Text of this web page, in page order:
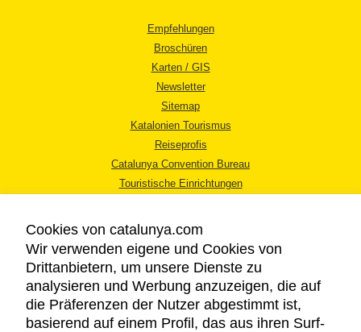
Empfehlungen
Broschüren
Karten / GIS
Newsletter
Sitemap
Katalonien Tourismus
Reiseprofis
Catalunya Convention Bureau
Touristische Einrichtungen
RECHTLICHER HINWEIS
Cookies von catalunya.com
Wir verwenden eigene und Cookies von
Drittanbietern, um unsere Dienste zu
analysieren und Werbung anzuzeigen, die auf
die Präferenzen der Nutzer abgestimmt ist,
basierend auf einem Profil, das aus ihren Surf-